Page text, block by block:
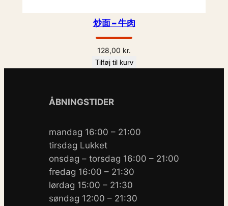
炒面 – 牛肉
128,00 kr.
Tilføj til kurv
ÅBNINGSTIDER
mandag 16:00 – 21:00
tirsdag Lukket
onsdag – torsdag 16:00 – 21:00
fredag 16:00 – 21:30
lørdag 15:00 – 21:30
søndag 12:00 – 21:30